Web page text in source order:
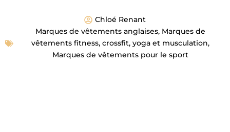
Chloé Renant
Marques de vêtements anglaises, Marques de
vêtements fitness, crossfit, yoga et musculation,
Marques de vêtements pour le sport